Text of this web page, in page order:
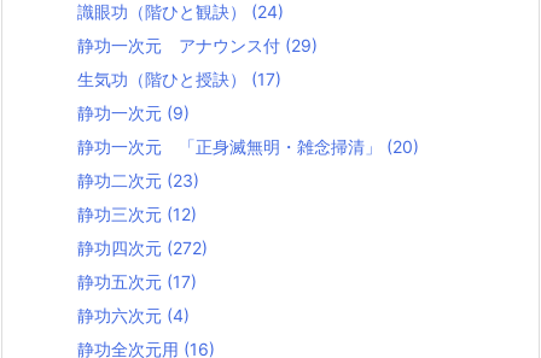
識眼功（階ひと観訣） (24)
静功一次元 アナウンス付 (29)
生気功（階ひと授訣） (17)
静功一次元 (9)
静功一次元 「正身滅無明・雑念掃清」 (20)
静功二次元 (23)
静功三次元 (12)
静功四次元 (272)
静功五次元 (17)
静功六次元 (4)
静功全次元用 (16)